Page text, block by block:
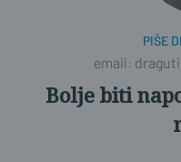
PIŠE
email:
Bolje biti